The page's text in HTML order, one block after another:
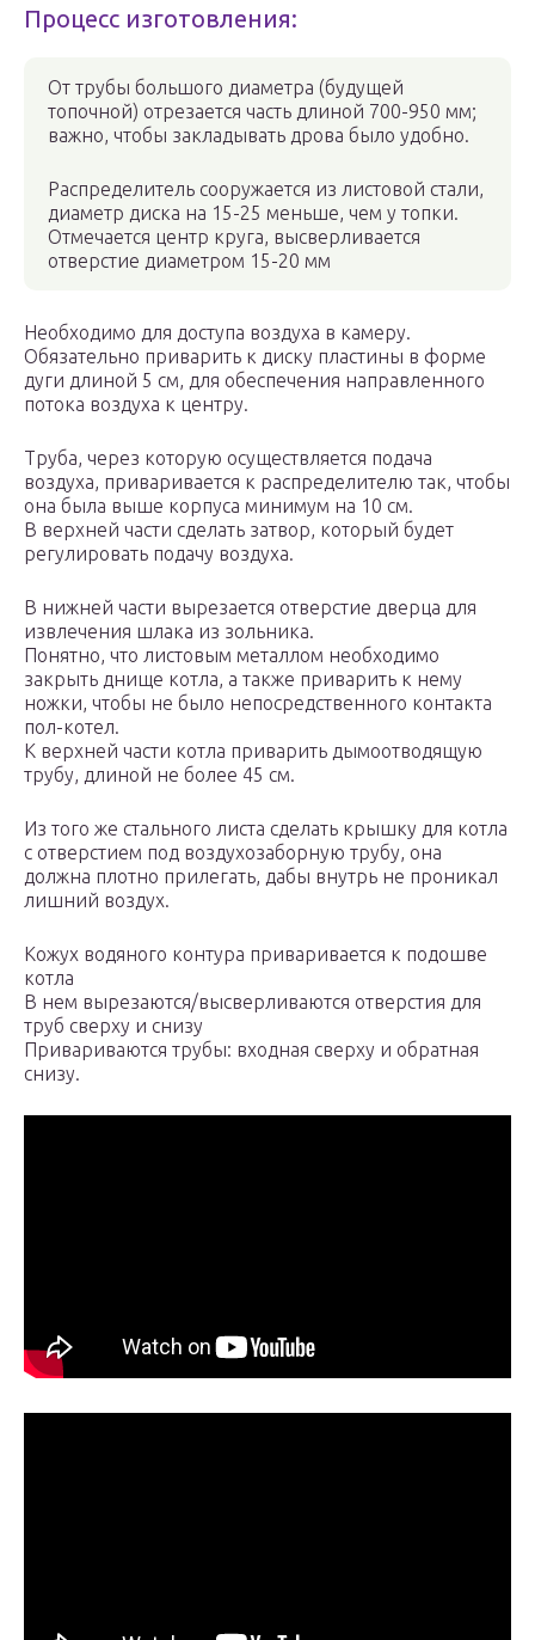
Процесс изготовления:
От трубы большого диаметра (будущей
топочной) отрезается часть длиной 700-950 мм;
важно, чтобы закладывать дрова было удобно.
Распределитель сооружается из листовой стали,
диаметр диска на 15-25 меньше, чем у топки.
Отмечается центр круга, высверливается
отверстие диаметром 15-20 мм
Необходимо для доступа воздуха в камеру.
Обязательно приварить к диску пластины в форме
дуги длиной 5 см, для обеспечения направленного
потока воздуха к центру.
Труба, через которую осуществляется подача
воздуха, приваривается к распределителю так, чтобы
она была выше корпуса минимум на 10 см.
В верхней части сделать затвор, который будет
регулировать подачу воздуха.
В нижней части вырезается отверстие дверца для
извлечения шлака из зольника.
Понятно, что листовым металлом необходимо
закрыть днище котла, а также приварить к нему
ножки, чтобы не было непосредственного контакта
пол-котел.
К верхней части котла приварить дымоотводящую
трубу, длиной не более 45 см.
Из того же стального листа сделать крышку для котла
с отверстием под воздухозаборную трубу, она
должна плотно прилегать, дабы внутрь не проникал
лишний воздух.
Кожух водяного контура приваривается к подошве
котла
В нем вырезаются/высверливаются отверстия для
труб сверху и снизу
Привариваются трубы: входная сверху и обратная
снизу.